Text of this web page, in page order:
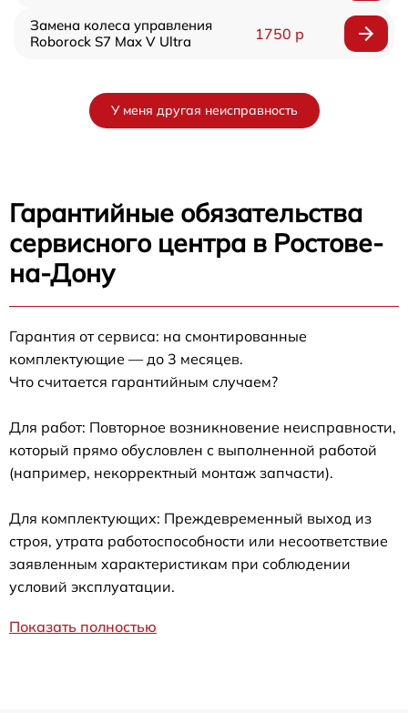
Замена колеса управления
Roborock S7 Max V Ultra
1750 р
У меня другая неисправность
Гарантийные обязательства
сервисного центра в Ростове-
на-Дону
Гарантия от сервиса: на смонтированные
комплектующие — до 3 месяцев.
Что считается гарантийным случаем?
Для работ: Повторное возникновение неисправности,
который прямо обусловлен с выполненной работой
(например, некорректный монтаж запчасти).
Для комплектующих: Преждевременный выход из
строя, утрата работоспособности или несоответствие
заявленным характеристикам при соблюдении
условий эксплуатации.
Показать полностью